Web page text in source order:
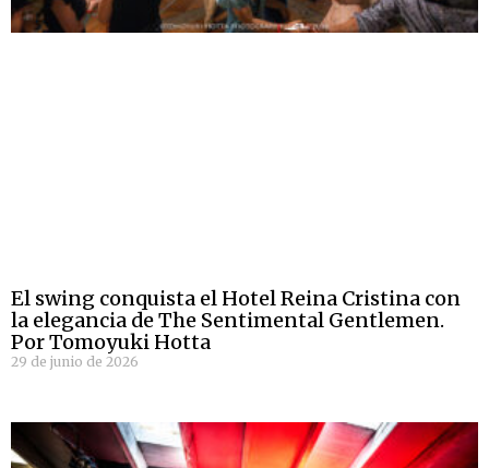
El swing conquista el Hotel Reina Cristina con
la elegancia de The Sentimental Gentlemen.
Por Tomoyuki Hotta
29 de junio de 2026